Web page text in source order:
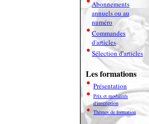
Abonnements
annuels ou au
numéro
Commandes
d'articles
Sélection d'articles
Les formations
Présentation
Prix et modalités
d'inscription
Thèmes de formation